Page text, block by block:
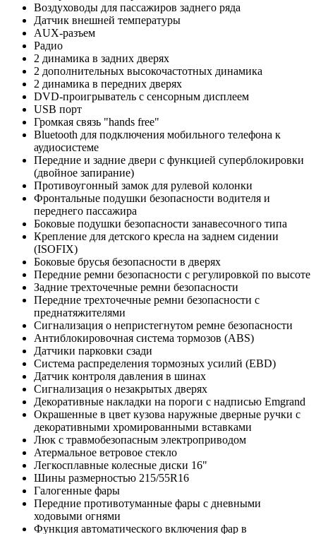
Воздуховоды для пассажиров заднего ряда
Датчик внешней температуры
AUX-разъем
Радио
2 динамика в задних дверях
2 дополнительных высокочастотных динамика
2 динамика в передних дверях
DVD-проигрыватель с сенсорным дисплеем
USB порт
Громкая связь "hands free"
Bluetooth для подключения мобильного телефона к
аудиосистеме
Передние и задние двери с функцией суперблокировки
(двойное запирание)
Противоугонный замок для рулевой колонки
Фронтальные подушки безопасности водителя и
переднего пассажира
Боковые подушки безопасности занавесочного типа
Крепление для детского кресла на заднем сидении
(ISOFIX)
Боковые брусья безопасности в дверях
Передние ремни безопасности с регулировкой по высоте
Задние трехточечные ремни безопасности
Передние трехточечные ремни безопасности с
преднатяжителями
Сигнализация о непристегнутом ремне безопасности
Антиблокировочная система тормозов (ABS)
Датчики парковки сзади
Система распределения тормозных усилий (EBD)
Датчик контроля давления в шинах
Сигнализация о незакрытых дверях
Декоративные накладки на пороги с надписью Emgrand
Окрашенные в цвет кузова наружные дверные ручки с
декоративными хромированными вставками
Люк с травмобезопасным электроприводом
Атермальное ветровое стекло
Легкосплавные колесные диски 16"
Шины размерностью 215/55R16
Галогенные фары
Передние противотуманные фары с дневными
ходовыми огнями
Функция автоматического включения фар в